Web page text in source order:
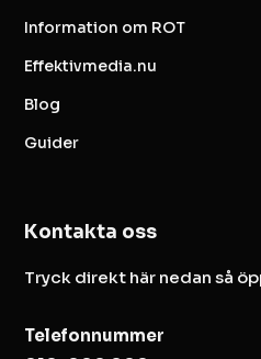
Information om ROT
Effektivmedia.nu
Blog
Guider
Kontakta oss
Tryck direkt här nedan så
Telefonnummer